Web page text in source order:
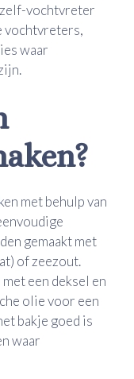
vochtvreter
vochtvreters,
waar
met behulp van
gemaakt met
of zeezout.
een deksel en
olie voor een
bakje goed is
waar